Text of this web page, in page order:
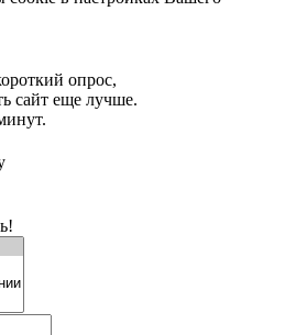
опрос,
сайт еще лучше.